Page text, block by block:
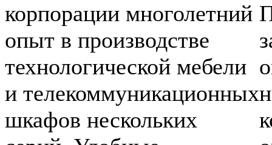
корпорации многолетний
опыт в производстве
технологической мебели
и телекоммуникационных
шкафов нескольких